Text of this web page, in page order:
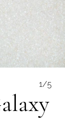
1/5